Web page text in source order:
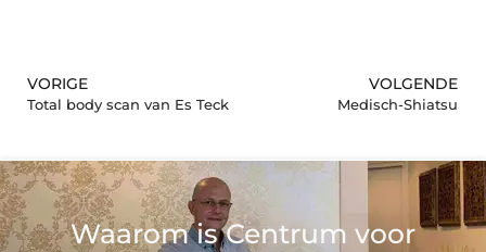
VORIGE
Total body scan van Es Teck
VOLGENDE
Medisch-Shiatsu
Waarom is Centrum voor